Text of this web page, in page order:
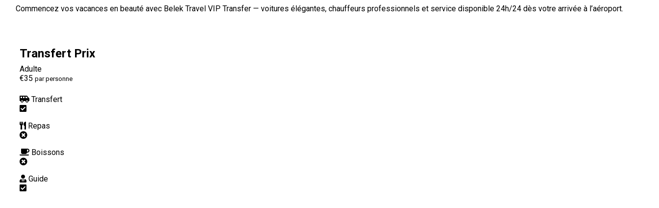
Commencez vos vacances en beauté avec Belek Travel VIP Transfer — voitures élégantes, chauffeurs professionnels et service disponible 24h/24 dès votre arrivée à l’aéroport.
Transfert Prix
Adulte
€35 par personne
Transfert
Repas
Boissons
Guide